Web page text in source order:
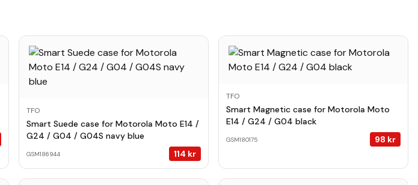
TFO
Smart Suede case for Motorola Moto E14 /
G24 / G04 / G04S navy blue
GSM186944 114 kr
TFO
Smart Magnetic case for Motorola Moto
E14 / G24 / G04 black
GSM180175 98 kr